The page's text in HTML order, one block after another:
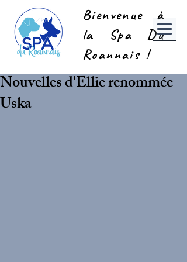
Bienvenue à
la Spa Du
Roannais !
Nouvelles d'Ellie renommée
Uska